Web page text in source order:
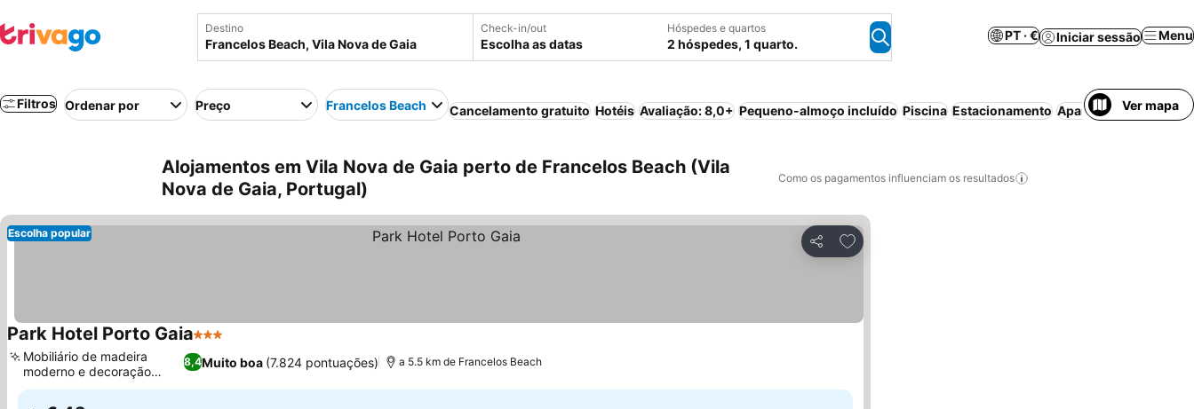
Destino Check-in/out
Escolha as datas
Hóspedes e quartos
2 hóspedes, 1 quarto.
PT · € Iniciar sessão Menu
Filtros Ordenar por Preço Francelos Beach Cancelamento gratuito Hotéis Avaliação: 8,0+ Pequeno-almoço incluído Piscina Estacionamento Aparthotel Casa/
Ver mapa
Alojamentos em Vila Nova de Gaia perto de Francelos Beach (Vila
Nova de Gaia, Portugal)
Como os pagamentos influenciam os resultados
Partilhar
Adicionar aos favoritos
Escolha popular
Park Hotel Porto Gaia3 Estrelas
8,4Muito boa (7.824 pontuações)
Mobiliário de madeira
moderno e decoração
neutra
a 5.5 km de Francelos Beach